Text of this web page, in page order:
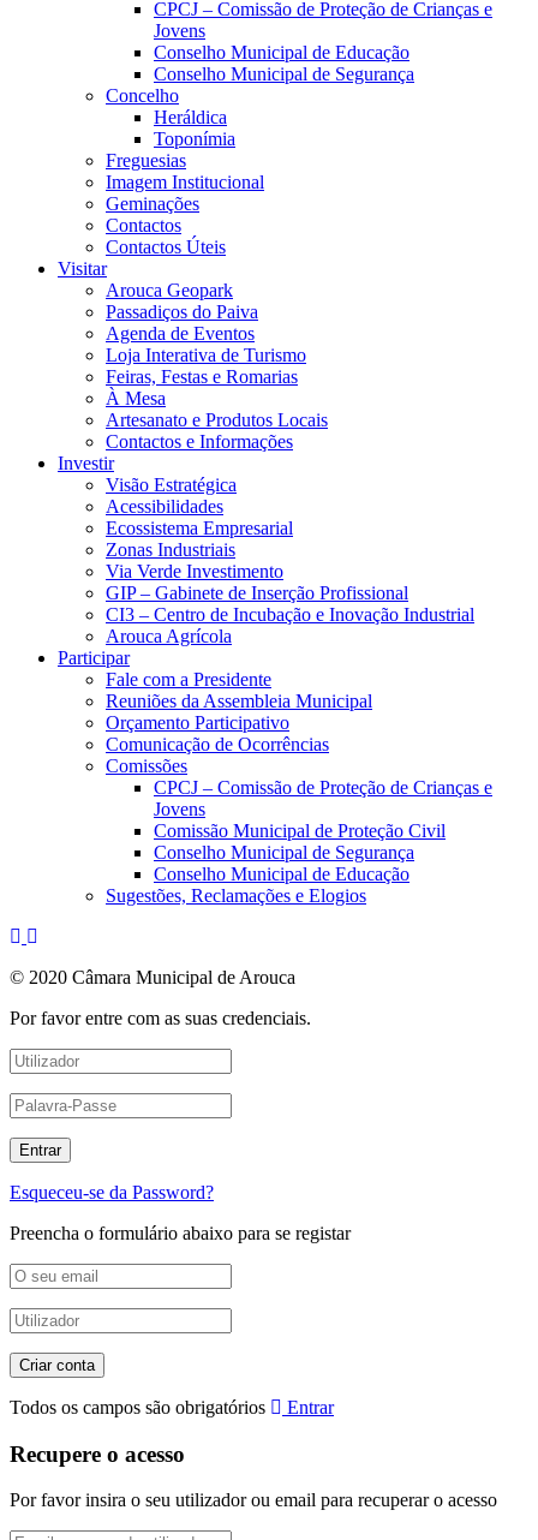
CPCJ – Comissão de Proteção de Crianças e
Jovens
Conselho Municipal de Educação
Conselho Municipal de Segurança
Concelho
Heráldica
Toponímia
Freguesias
Imagem Institucional
Geminações
Contactos
Contactos Úteis
Visitar
Arouca Geopark
Passadiços do Paiva
Agenda de Eventos
Loja Interativa de Turismo
Feiras, Festas e Romarias
À Mesa
Artesanato e Produtos Locais
Contactos e Informações
Investir
Visão Estratégica
Acessibilidades
Ecossistema Empresarial
Zonas Industriais
Via Verde Investimento
GIP – Gabinete de Inserção Profissional
CI3 – Centro de Incubação e Inovação Industrial
Arouca Agrícola
Participar
Fale com a Presidente
Reuniões da Assembleia Municipal
Orçamento Participativo
Comunicação de Ocorrências
Comissões
CPCJ – Comissão de Proteção de Crianças e
Jovens
Comissão Municipal de Proteção Civil
Conselho Municipal de Segurança
Conselho Municipal de Educação
Sugestões, Reclamações e Elogios
© 2020 Câmara Municipal de Arouca
Por favor entre com as suas credenciais.
Esqueceu-se da Password?
Preencha o formulário abaixo para se registar
Todos os campos são obrigatórios Entrar
Recupere o acesso
Por favor insira o seu utilizador ou email para recuperar o acesso